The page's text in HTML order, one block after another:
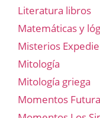
Literatura libros
Matemáticas y
Misterios
Mitología
Mitología griega
Momentos